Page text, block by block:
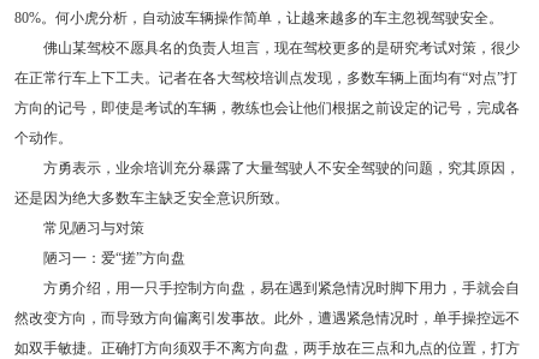
80%。何小虎分析，自动波车辆操作简单，让越来越多的车主忽视驾驶安全。
佛山某驾校不愿具名的负责人坦言，现在驾校更多的是研究考试对策，很少
在正常行车上下工夫。记者在各大驾校培训点发现，多数车辆上面均有“对点”打
方向的记号，即使是考试的车辆，教练也会让他们根据之前设定的记号，完成各
个动作。
方勇表示，业余培训充分暴露了大量驾驶人不安全驾驶的问题，究其原因，
还是因为绝大多数车主缺乏安全意识所致。
常见陋习与对策
陋习一：爱“搓”方向盘
方勇介绍，用一只手控制方向盘，易在遇到紧急情况时脚下用力，手就会自
然改变方向，而导致方向偏离引发事故。此外，遭遇紧急情况时，单手操控远不
如双手敏捷。正确打方向须双手不离方向盘，两手放在三点和九点的位置，打方